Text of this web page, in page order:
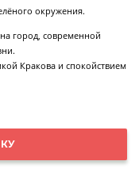
окружения.
город, современной
Кракова и спокойствием